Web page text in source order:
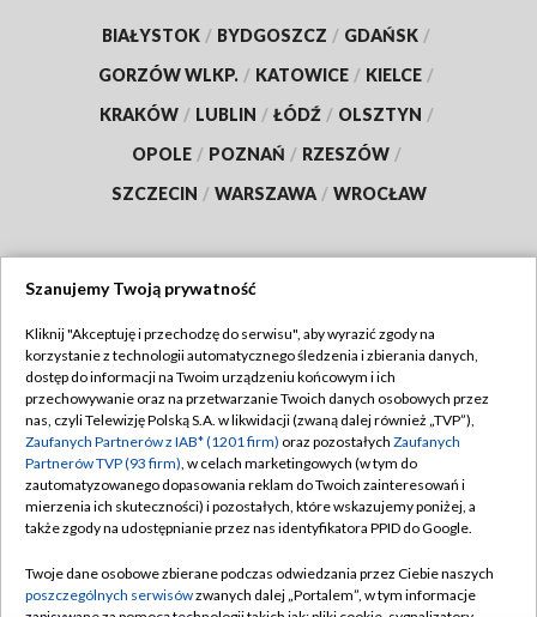
BIAŁYSTOK / BYDGOSZCZ / GDAŃSK /
GORZÓW WLKP. / KATOWICE / KIELCE /
KRAKÓW / LUBLIN / ŁÓDŹ / OLSZTYN /
OPOLE / POZNAŃ / RZESZÓW /
SZCZECIN / WARSZAWA / WROCŁAW
TVP
Abonament TVP
Emisja w TVP
Centrum informacji TVP
Naziemna Telewizja Cyfrowa
Rada Programowa
Regulamin TVP
Polityka prywatności
Moje zgody
Pomoc
Kontakt
Szanujemy Twoją prywatność
Kliknij "Akceptuję i przechodzę do serwisu", aby wyrazić zgody na
korzystanie z technologii automatycznego śledzenia i zbierania danych,
dostęp do informacji na Twoim urządzeniu końcowym i ich
przechowywanie oraz na przetwarzanie Twoich danych osobowych przez
nas, czyli Telewizję Polską S.A. w likwidacji (zwaną dalej również „TVP”),
Zaufanych Partnerów z IAB* (1201 firm) oraz pozostałych Zaufanych
Partnerów TVP (93 firm), w celach marketingowych (w tym do
zautomatyzowanego dopasowania reklam do Twoich zainteresowań i
mierzenia ich skuteczności) i pozostałych, które wskazujemy poniżej, a
także zgody na udostępnianie przez nas identyfikatora PPID do Google.
Twoje dane osobowe zbierane podczas odwiedzania przez Ciebie naszych
poszczególnych serwisówzwanych dalej „Portalem”, w tym informacje